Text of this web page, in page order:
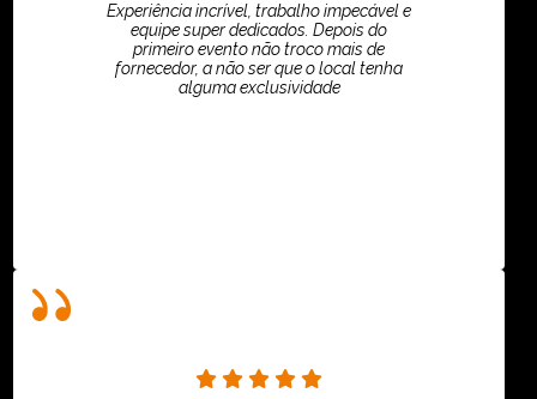
Experiência incrível, trabalho impecável e
equipe super dedicados. Depois do
primeiro evento não troco mais de
fornecedor, a não ser que o local tenha
alguma exclusividade